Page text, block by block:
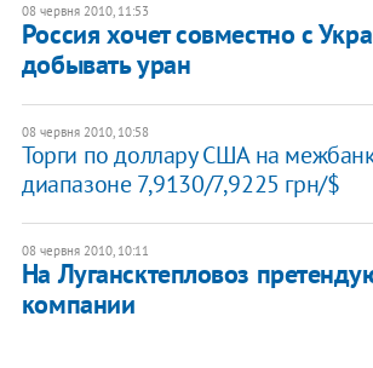
08 червня 2010, 11:53
Россия хочет совместно с
добывать уран
08 червня 2010, 10:58
Торги по доллару США на
диапазоне 7,9130/7,9225 грн/$
08 червня 2010, 10:11
На Лугансктепловоз
компании